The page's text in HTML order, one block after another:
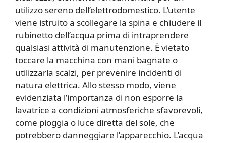
utilizzo sereno dell’elettrodomestico. L’utente
viene istruito a scollegare la spina e chiudere il
rubinetto dell’acqua prima di intraprendere
qualsiasi attività di manutenzione. È vietato
toccare la macchina con mani bagnate o
utilizzarla scalzi, per prevenire incidenti di
natura elettrica. Allo stesso modo, viene
evidenziata l’importanza di non esporre la
lavatrice a condizioni atmosferiche sfavorevoli,
come pioggia o luce diretta del sole, che
potrebbero danneggiare l’apparecchio. L’acqua